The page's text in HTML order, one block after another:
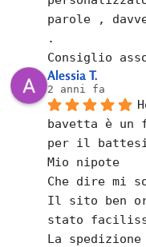
parole ,
.
Consiglio
Alessia T.
2 anni fa
bavetta è un
per il
Mio nipote
Che dire mi
Il sito ben
stato
La